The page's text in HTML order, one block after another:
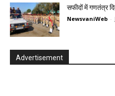
सफीदों में गणतंत्र
NewsvaniWeb -
Advertisement